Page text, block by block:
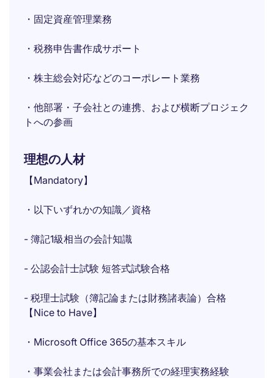
・固定資産管理業務
・税務申告書作成サポート
・株主総会対応などのコーポレート業務
・他部署・子会社との連携、および横断プロジェク
トへの参画
理想の人材
【Mandatory】
・以下いずれかの知識／資格
- 簿記1級相当の会計知識
- 公認会計士試験 短答式試験合格
- 税理士試験（簿記論または財務諸表論）合格
【Nice to Have】
・Microsoft Office 365の基本スキル
・事業会社または会計事務所での経理実務経験